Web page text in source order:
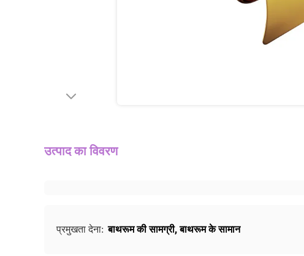
उत्पाद का विवरण
प्रमुखता देना: बाथरूम की सामग्री,बाथरूम के सामान